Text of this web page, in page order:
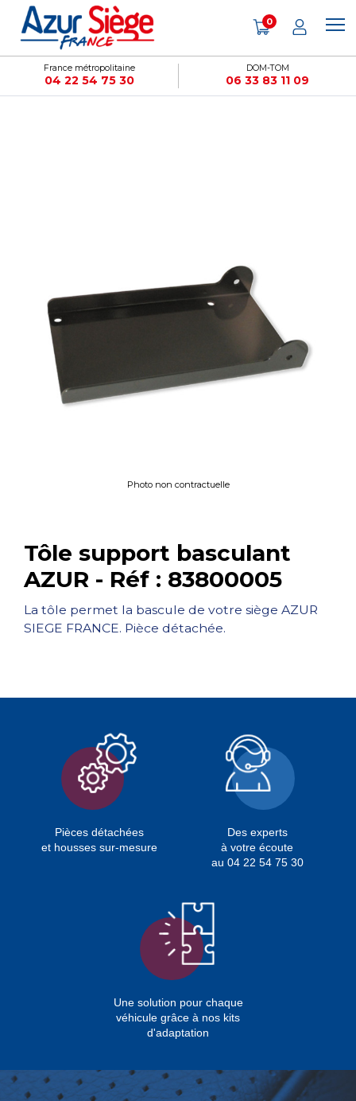
France métropolitaine
04 22 54 75 30
DOM-TOM
06 33 83 11 09
0
Tôle support basculant
AZUR - Réf : 83800005
La tôle permet la bascule de votre siège AZUR
SIEGE FRANCE. Pièce détachée.
Photo non contractuelle
Pièces détachées
et housses sur-mesure
Des experts
à votre écoute
au 04 22 54 75 30
Une solution pour chaque
véhicule grâce à nos kits
d'adaptation
Panneau de gestion des cookies